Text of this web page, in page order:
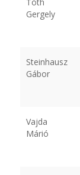
Gergely
Steinhausz
Gábor
Vajda
Márió